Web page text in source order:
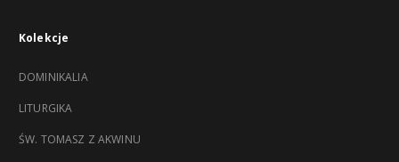
Kolekcje
DOMINIKALIA
LITURGIKA
ŚW. TOMASZ Z AKWINU